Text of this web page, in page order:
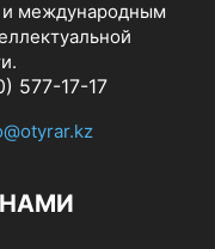
и международным
577-17-17